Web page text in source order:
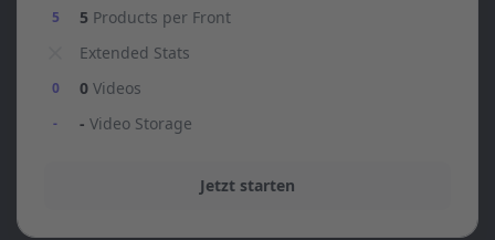
5 5 Products per Front
Extended Stats
0 0 Videos
- - Video Storage
Jetzt starten